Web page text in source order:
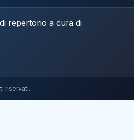
repertorio a cura di
riservati.